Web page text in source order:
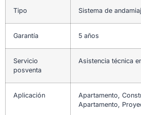
Tipo Sistema de
Garantía 5 años
Servicio
posventa
Asistencia técnica
Aplicación
Apartamento,
Apartamento,